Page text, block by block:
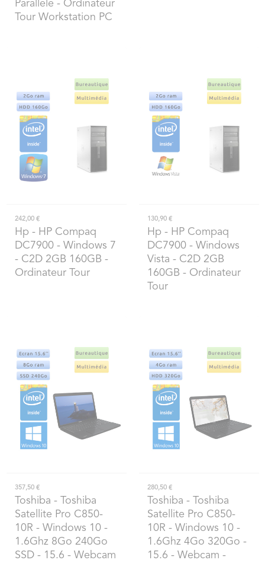
Parallele - Ordinateur
Tour Workstation PC
242,00 €
Hp - HP Compaq
DC7900 - Windows 7
- C2D 2GB 160GB -
Ordinateur Tour
130,90 €
Hp - HP Compaq
DC7900 - Windows
Vista - C2D 2GB
160GB - Ordinateur
Tour
357,50 €
Toshiba - Toshiba
Satellite Pro C850-
10R - Windows 10 -
1.6Ghz 8Go 240Go
SSD - 15.6 - Webcam
280,50 €
Toshiba - Toshiba
Satellite Pro C850-
10R - Windows 10 -
1.6Ghz 4Go 320Go -
15.6 - Webcam -